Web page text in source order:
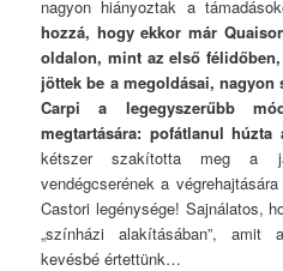
nagyon hiányoztak a
hozzá, hogy ekkor már
oldalon, mint az első
jöttek be a megoldásai,
Carpi a legegyszerűbb
megtartására: pofátlanul húzta
kétszer szakította meg a
vendégcserének a
Castori legénysége! Sajnálatos,
„színházi alakításában”, amit
kevésbé értettünk…